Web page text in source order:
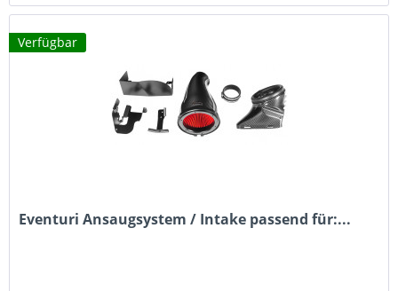
Verfügbar
Eventuri Ansaugsystem / Intake passend für:...